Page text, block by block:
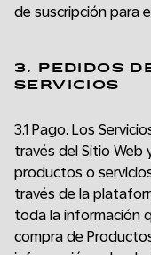
de suscripción para
3. PEDIDOS
SERVICIOS
3.1 Pago. Los
través del Sitio Web
productos o
través de la
toda la información
compra de